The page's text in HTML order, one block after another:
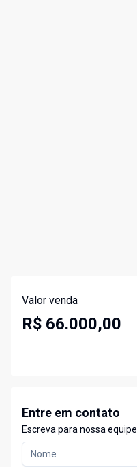
Valor venda
R$ 66.000,00
Entre em contato
Escreva para nossa equipe